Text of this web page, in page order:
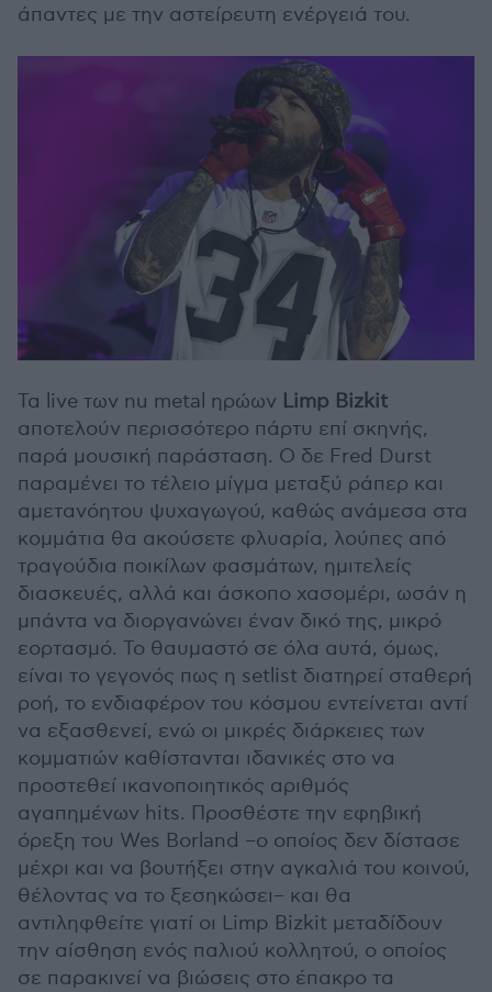
άπαντες με την αστείρευτη ενέργειά του.
Τα live των nu metal ηρώων Limp Bizkit
αποτελούν περισσότερο πάρτυ επί σκηνής,
παρά μουσική παράσταση. Ο δε Fred Durst
παραμένει το τέλειο μίγμα μεταξύ ράπερ και
αμετανόητου ψυχαγωγού, καθώς ανάμεσα στα
κομμάτια θα ακούσετε φλυαρία, λούπες από
τραγούδια ποικίλων φασμάτων, ημιτελείς
διασκευές, αλλά και άσκοπο χασομέρι, ωσάν η
μπάντα να διοργανώνει έναν δικό της, μικρό
εορτασμό. Το θαυμαστό σε όλα αυτά, όμως,
είναι το γεγονός πως η setlist διατηρεί σταθερή
ροή, το ενδιαφέρον του κόσμου εντείνεται αντί
να εξασθενεί, ενώ οι μικρές διάρκειες των
κομματιών καθίστανται ιδανικές στο να
προστεθεί ικανοποιητικός αριθμός
αγαπημένων hits. Προσθέστε την εφηβική
όρεξη του Wes Borland –ο οποίος δεν δίστασε
μέχρι και να βουτήξει στην αγκαλιά του κοινού,
θέλοντας να το ξεσηκώσει– και θα
αντιληφθείτε γιατί οι Limp Bizkit μεταδίδουν
την αίσθηση ενός παλιού κολλητού, ο οποίος
σε παρακινεί να βιώσεις στο έπακρο τα